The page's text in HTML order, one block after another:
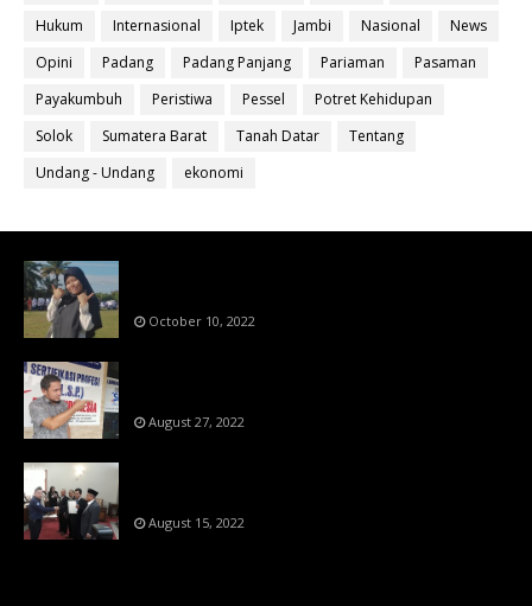
Hukum
Internasional Iptek Jambi Nasional
News
Opini
Padang Padang Panjang Pariaman
Pasaman
Payakumbuh
Peristiwa Pessel
Potret Kehidupan
Solok
Sumatera Barat Tanah Datar
Tentang
Undang - Undang
ekonomi
October 10, 2022
August 27, 2022
August 15, 2022